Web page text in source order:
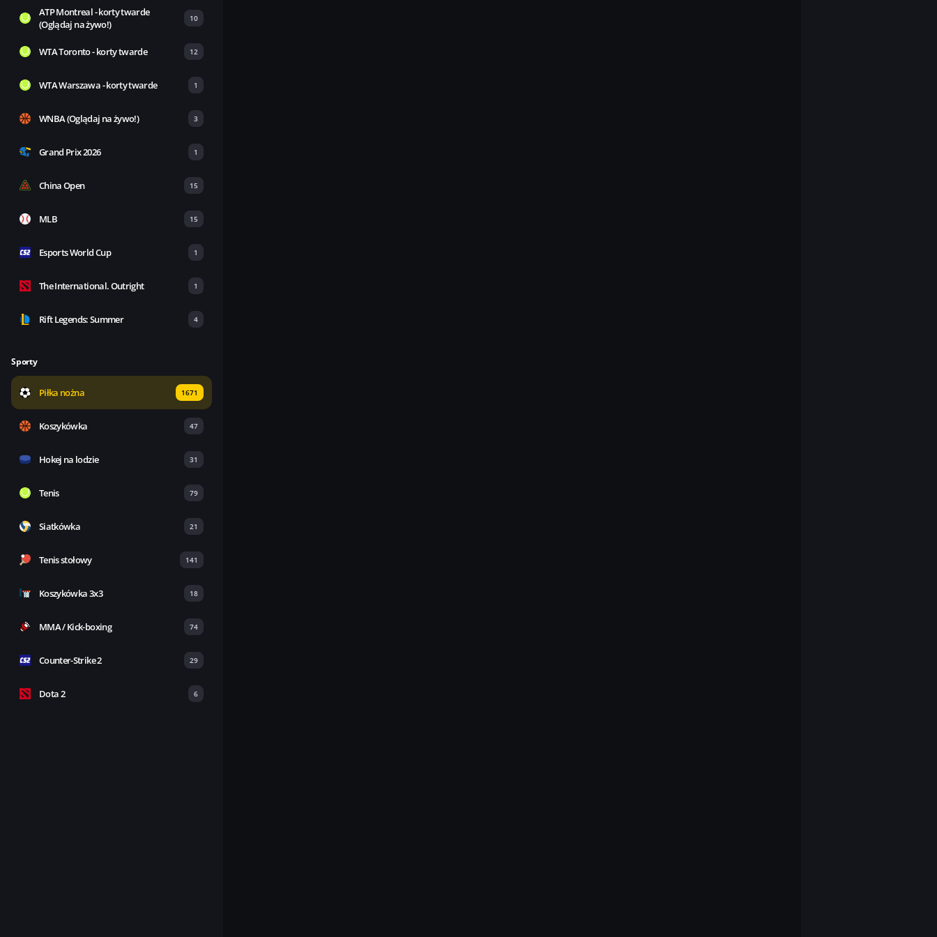
ATP Montreal - korty twarde
(Oglądaj na żywo!)
10
WTA Toronto - korty twarde 12
WTA Warszawa - korty twarde 1
WNBA (Oglądaj na żywo!) 3
Grand Prix 2026 1
China Open 15
MLB 15
Esports World Cup 1
The International. Outright 1
Rift Legends: Summer 4
Sporty
Piłka nożna 1671
Koszykówka 47
Hokej na lodzie 31
Tenis 79
Siatkówka 21
Tenis stołowy 141
Koszykówka 3x3 18
MMA / Kick-boxing 74
Counter-Strike 2 29
Dota 2 6